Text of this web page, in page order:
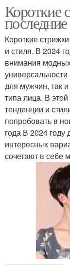
Короткие
Короткие
и стиля. В 2024
внимания
универсальности
для мужчин, так
типа лица. В
тенденции и
попробовать в
года В 2024
интересных
сочетают в себе